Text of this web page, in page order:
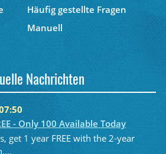
Häufig gestellte Fragen
Manuell
Nachrichten
- Only 100 Available Today
get 1 year FREE with the 2-year